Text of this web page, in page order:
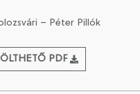
– Péter Pillók
PDF